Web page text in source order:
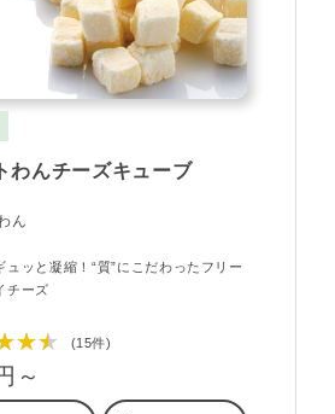
わんチーズキューブ
ん
ュッと凝縮！“質”にこだわったフリー
チーズ
(15件)
～